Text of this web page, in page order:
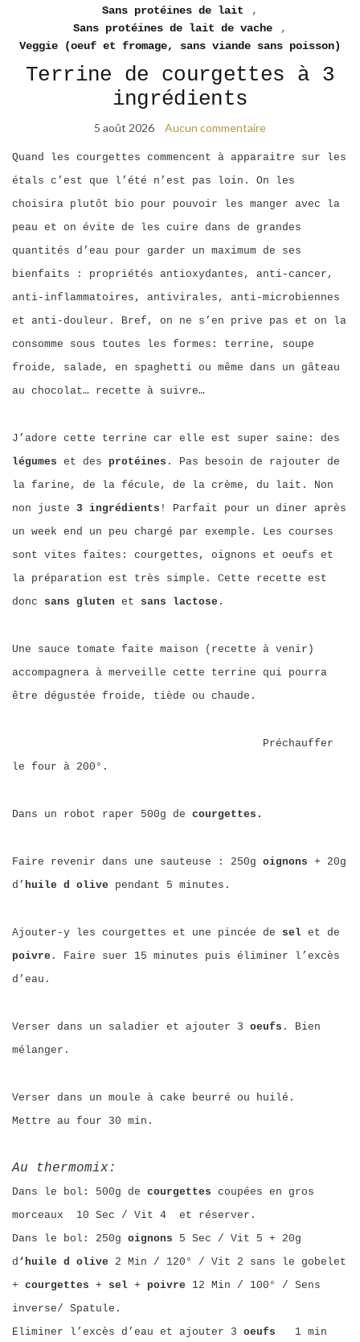
Sans protéines de lait
,
Sans protéines de lait de vache
,
Veggie (oeuf et fromage, sans viande sans poisson)
Terrine de courgettes à 3
ingrédients
5 août 2026 Aucun commentaire
Quand les courgettes commencent à apparaitre sur les
étals c’est que l’été n’est pas loin. On les
choisira plutôt bio pour pouvoir les manger avec la
peau et on évite de les cuire dans de grandes
quantités d’eau pour garder un maximum de ses
bienfaits : propriétés antioxydantes, anti-cancer,
anti-inflammatoires, antivirales, anti-microbiennes
et anti-douleur. Bref, on ne s’en prive pas et on la
consomme sous toutes les formes: terrine, soupe
froide, salade, en spaghetti ou même dans un gâteau
au chocolat… recette à suivre…
J’adore cette terrine car elle est super saine: des
légumes et des protéines . Pas besoin de rajouter de
la farine, de la fécule, de la crème, du lait. Non
non juste 3 ingrédients ! Parfait pour un diner après
un week end un peu chargé par exemple. Les courses
sont vites faites: courgettes, oignons et oeufs et
la préparation est très simple. Cette recette est
donc sans gluten et sans lactose .
Une sauce tomate faite maison (recette à venir)
accompagnera à merveille cette terrine qui pourra
être dégustée froide, tiède ou chaude.
Préchauffer
le four à 200°.
Dans un robot raper 500g de courgettes.
Faire revenir dans une sauteuse : 250g oignons + 20g
d’ huile d olive pendant 5 minutes.
Ajouter-y les courgettes et une pincée de sel et de
poivre . Faire suer 15 minutes puis éliminer l’excès
d’eau.
Verser dans un saladier et ajouter 3 oeufs . Bien
mélanger.
Verser dans un moule à cake beurré ou huilé.
Mettre au four 30 min.
Au thermomix:
Dans le bol: 500g de courgettes coupées en gros
morceaux 10 Sec / Vit 4 et réserver.
Dans le bol: 250g oignons 5 Sec / Vit 5 + 20g
d ‘huile d olive 2 Min / 120° / Vit 2 sans le gobelet
+ courgettes + sel + poivre 12 Min / 100° / Sens
inverse/ Spatule.
Eliminer l’excès d’eau et ajouter 3 oeufs 1 min